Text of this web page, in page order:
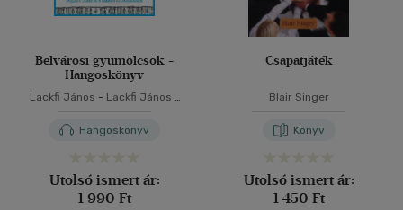
Belvárosi gyümölcsök -
Hangoskönyv
Lackfi János - Lackfi János -
Hangoskönyv
Utolsó ismert ár:
1 990 Ft
Csapatjáték
Blair Singer
Könyv
Utolsó ismert ár:
1 450 Ft